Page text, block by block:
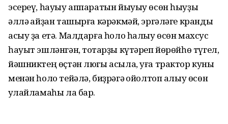
эсереү, һауыу аппаратын йыуыу өсөн һыуҙы
әллә ҡайҙан ташырға кәрәкмәй, эргәләге кранды
асыу ҙа етә. Малдарға һоло һалыу өсөн махсус
һауыт эшләнгән, тоҡтарҙы күтәреп йөрөйһө түгел,
йәшниктең өҫтән люгы асыла, уға трактор куны
менән һоло тейәлә, биҙрәгә ҡойолтоп алыу өсөн
ҡулайламаһы ла бар.